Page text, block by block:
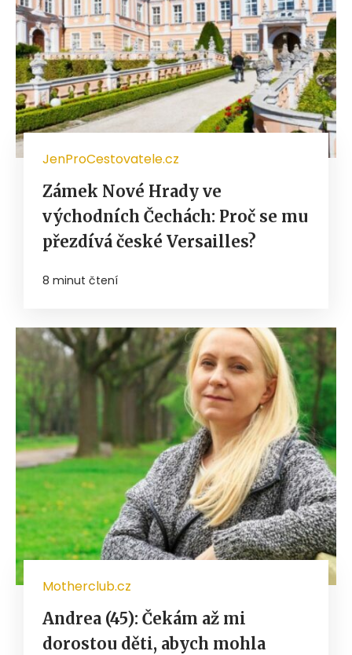
JenProCestovatele.cz
Zámek Nové Hrady ve
východních Čechách: Proč se mu
přezdívá české Versailles?
8 minut čtení
Motherclub.cz
Andrea (45): Čekám až mi
dorostou děti, abych mohla